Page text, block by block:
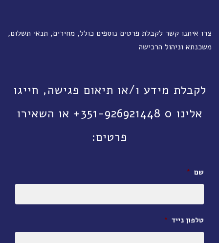
צרו איתנו קשר לקבלת פרטים נוספים כולל, מחירים, תנאי תשלום,
משכנתא וניהול הרכישה
לקבלת מידע ו/או תיאום פגישה, חייגו
אלינו 0 351-926921448+ או השאירו
פרטים:
שם *
טלפון נייד *